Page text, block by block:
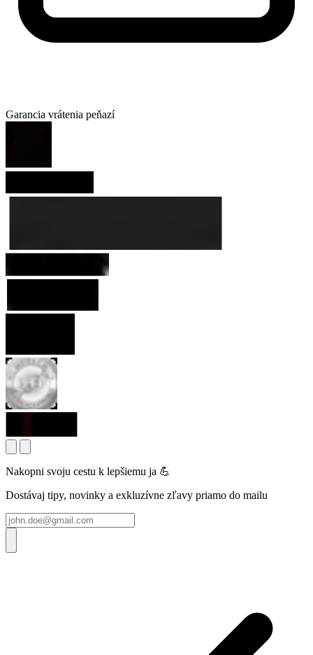
Garancia vrátenia peňazí
Nakopni svoju cestu k lepšiemu ja 💪
Dostávaj tipy, novinky a exkluzívne zľavy priamo do mailu